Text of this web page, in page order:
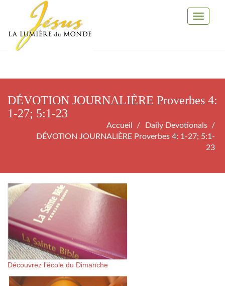
Toggle
DÉVOTION JOURNALIÈRE Proverbes 4:
1-27; 5:1-23
Accueil
Daily Devotionals
DÉVOTION JOURNALIÈRE Proverbes 4: 1-27; 5:1-
23
Découvrez l’école du Dimanche